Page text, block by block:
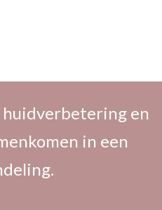
en
in een